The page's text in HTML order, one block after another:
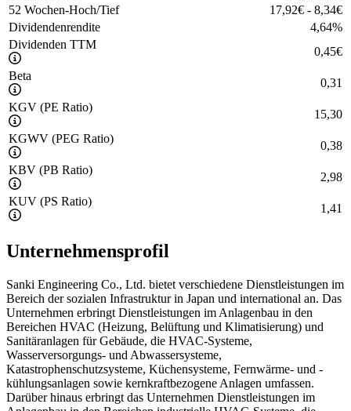
52 Wochen-Hoch/Tief
17,92€ - 8,34€
Dividendenrendite
4,64%
Dividenden TTM
0,45€
Beta
0,31
KGV (PE Ratio)
15,30
KGWV (PEG Ratio)
0,38
KBV (PB Ratio)
2,98
KUV (PS Ratio)
1,41
Unternehmensprofil
Sanki Engineering Co., Ltd. bietet verschiedene Dienstleistungen im
Bereich der sozialen Infrastruktur in Japan und international an. Das
Unternehmen erbringt Dienstleistungen im Anlagenbau in den
Bereichen HVAC (Heizung, Belüftung und Klimatisierung) und
Sanitäranlagen für Gebäude, die HVAC-Systeme,
Wasserversorgungs- und Abwassersysteme,
Katastrophenschutzsysteme, Küchensysteme, Fernwärme- und -
kühlungsanlagen sowie kernkraftbezogene Anlagen umfassen.
Darüber hinaus erbringt das Unternehmen Dienstleistungen im